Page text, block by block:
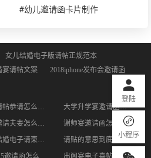
登陆
小程序
#幼儿邀请函卡片制作
女儿结婚电子版请帖正规范本
宴请帖文案 2018iphone发布会邀请函
大学升学宴邀请函内容怎么写？
谢师宴邀请函怎么写？谢师宴邀请函内容有哪些
请贴的意思到底是什么 适合用于什么情况下
出阁宴电子喜帖制作指南｜排版不踩坑，小白也能5分钟搞定